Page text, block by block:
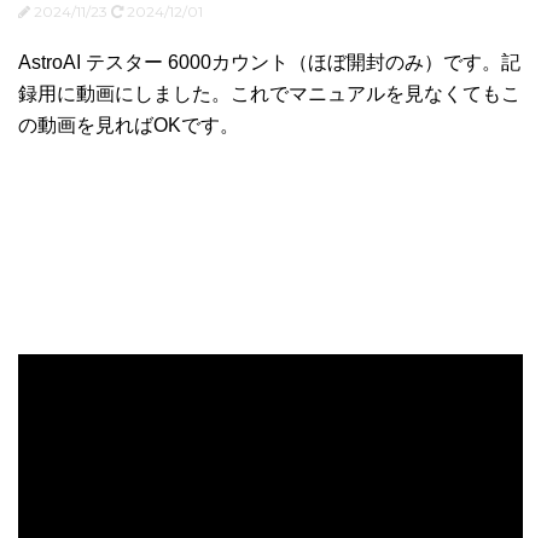
2024/11/23 2024/12/01
AstroAI テスター 6000カウント（ほぼ開封のみ）です。記
録用に動画にしました。これでマニュアルを見なくてもこ
の動画を見ればOKです。